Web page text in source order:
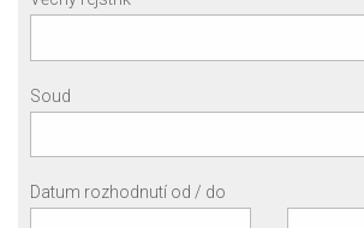
Soud
Datum rozhodnutí od / do